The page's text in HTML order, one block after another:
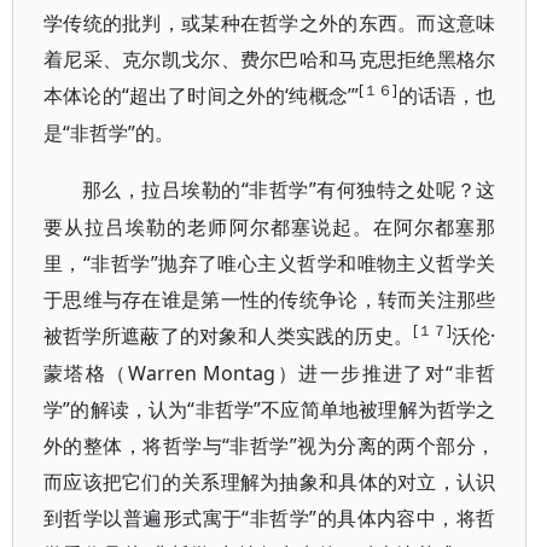
学传统的批判，或某种在哲学之外的东西。而这意味
着尼采、克尔凯戈尔、费尔巴哈和马克思拒绝黑格尔
本体论的“超出了时间之外的‘纯概念’”[１６]的话语，也
是“非哲学”的。
那么，拉吕埃勒的“非哲学”有何独特之处呢？这
要从拉吕埃勒的老师阿尔都塞说起。在阿尔都塞那
里，“非哲学”抛弃了唯心主义哲学和唯物主义哲学关
于思维与存在谁是第一性的传统争论，转而关注那些
被哲学所遮蔽了的对象和人类实践的历史。
[１７]沃伦·
蒙塔格（Warren Montag）进一步推进了对“非哲
学”的解读，认为“非哲学”不应简单地被理解为哲学之
外的整体，将哲学与“非哲学”视为分离的两个部分，
而应该把它们的关系理解为抽象和具体的对立，认识
到哲学以普遍形式寓于“非哲学”的具体内容中，将哲